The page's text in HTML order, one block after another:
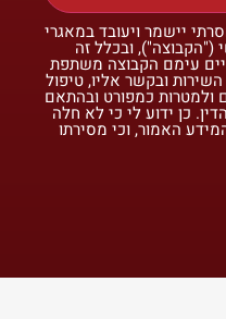
יישמר ויעובד במאגרי
("הקבוצה"), ובכלל זה
עימם הקבוצה משתפת
ובקשר אליו, טיפול
ולמטרות כמפורט ובהתאם
כן ידוע לי כי לא חלה
האמור, וכי מסירתו